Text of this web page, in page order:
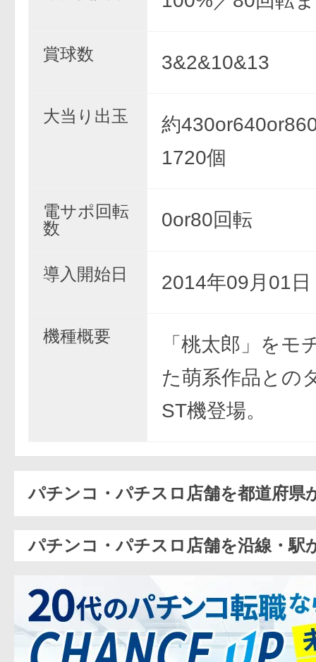
賞球数 3&2&10&13
大当り出玉
約
1720個
電サポ回転
数
0or80回転
導入開始日 2014年09月01日
機種概要
「桃太郎」をモ
た萌系作品との
ST機登場。
パチンコ・パチスロ店舗を都道府県
パチンコ・パチスロ店舗を沿線・駅